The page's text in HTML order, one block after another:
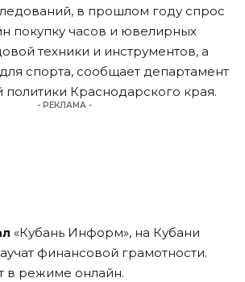
в прошлом году спрос
покупку часов и ювелирных
техники и инструментов, а
спорта, сообщает департамент
Краснодарского края.
- РЕКЛАМА -
«Кубань Информ», на Кубани
финансовой грамотности.
в режиме онлайн.